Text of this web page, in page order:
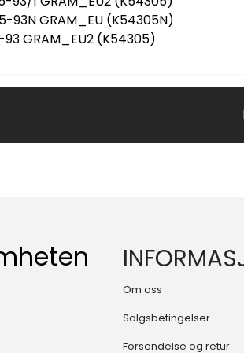
93N GRAM_EU (K54305N)
93 GRAM_EU2 (K54305)
Om oss
Salgsbetingelser
Forsendelse og retur